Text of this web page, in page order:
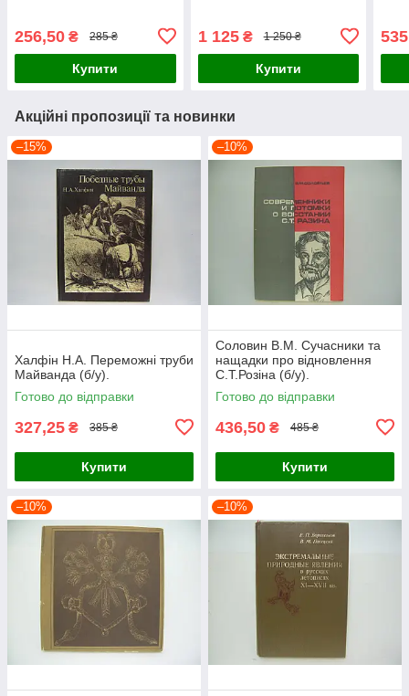
256,50 ₴ 285 ₴
Купити
1 125₴ 1 250 ₴
Купити
Акційні пропозиції та новинки
–15%
Халфін Н.А. Переможні труби
Майванда (б/у).
Готово до відправки
327,25 ₴ 385 ₴
Купити
–10%
Соловин В.М. Сучасники та
нащадки про відновлення
С.Т.Розіна (б/у).
Готово до відправки
436,50 ₴ 485 ₴
Купити
–10% –10%